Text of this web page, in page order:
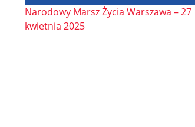
Narodowy Marsz Życia Warszawa – 27
kwietnia 2025